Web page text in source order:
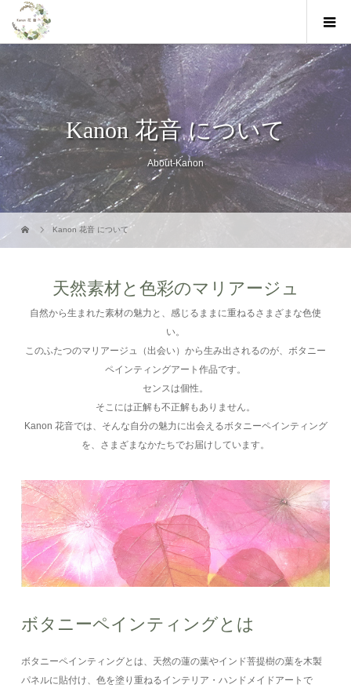
Kanon 花音 について
About-Kanon
Kanon 花音 について
天然素材と色彩のマリアージュ
自然から生まれた素材の魅力と、感じるままに重ねるさまざまな色使
い。
このふたつのマリアージュ（出会い）から生み出されるのが、ボタニー
ペインティングアート作品です。
センスは個性。
そこには正解も不正解もありません。
Kanon 花音では、そんな自分の魅力に出会えるボタニーペインティング
を、さまざまなかたちでお届けしています。
ボタニーペインティングとは
ボタニーペインティングとは、天然の蓮の葉やインド菩提樹の葉を木製
パネルに貼付け、色を塗り重ねるインテリア・ハンドメイドアートで